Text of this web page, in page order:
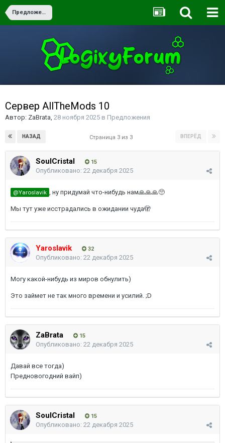
Предложения
Сервер AllTheMods 10
Автор: ZaBrata, 28 ноября 2025 в Предложения
НАЗАД ВПЕРЁД
Страница 3 из 3
SoulCristal 15
Опубликовано: 22 декабря 2025
@Yaroslavik , ну придумай что-нибудь нам🙏🙏🙏🥺
Мы тут уже исстрадались в ожидании чуда🫣
Yaroslavik 32
Опубликовано: 22 декабря 2025
Могу какой-нибудь из миров обнулить)
Это займет не так много времени и усилий. ;D
ZaBrata 15
Опубликовано: 22 декабря 2025
Давай все тогда)
Предновогодний вайп)
SoulCristal 15
Опубликовано: 22 декабря 2025